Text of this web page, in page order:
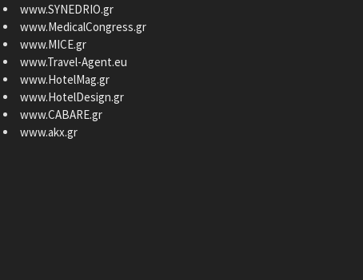
www.SYNEDRIO.gr
www.MedicalCongress.gr
www.MICE.gr
www.Travel-Agent.eu
www.HotelMag.gr
www.HotelDesign.gr
www.CABARE.gr
www.akx.gr